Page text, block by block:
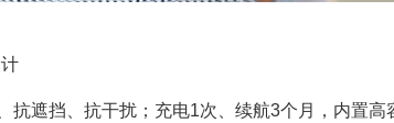
抗遮挡、抗干扰；充电1次、续航3个月，内置